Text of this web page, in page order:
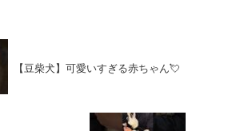
【豆柴犬】可愛いすぎる赤ちゃん💘